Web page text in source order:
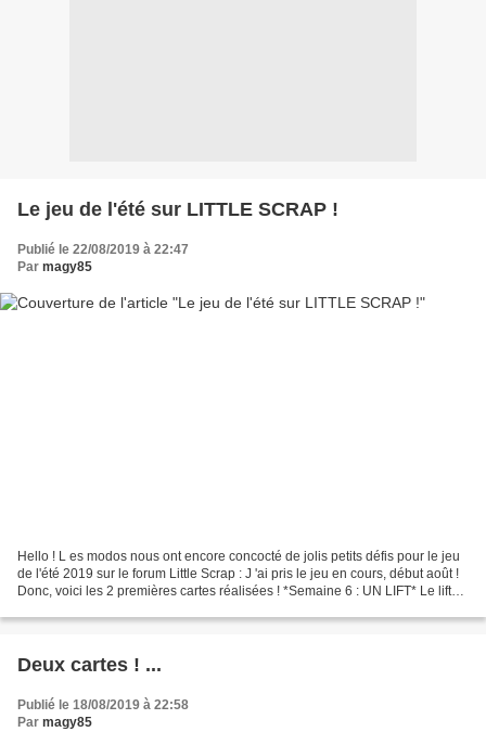
Le jeu de l'été sur LITTLE SCRAP !
Publié le 22/08/2019 à 22:47
Par magy85
Hello ! L es modos nous ont encore concocté de jolis petits défis pour le jeu
de l'été 2019 sur le forum Little Scrap : J 'ai pris le jeu en cours, début août !
Donc, voici les 2 premières cartes réalisées ! *Semaine 6 : UN LIFT* Le lift
Deux cartes ! ...
Publié le 18/08/2019 à 22:58
Par magy85